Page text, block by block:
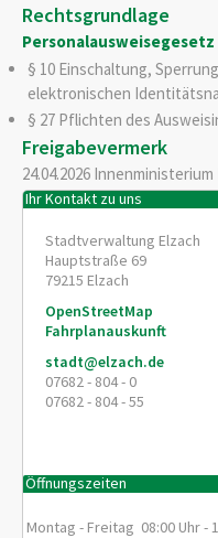
Rechtsgrundlage
Personalausweisegesetz
§ 10 Einschaltung,
elektronischen
§ 27 Pflichten des
Freigabevermerk
24.04.2026
Ihr Kontakt zu uns
Stadtverwaltung Elzach
Hauptstraße 69
79215 Elzach
OpenStreetMap
Fahrplanauskunft
stadt@elzach.de
07682 - 804 - 0
07682 - 804 - 55
Öffnungszeiten
Montag - Freitag 08:00 Uhr -